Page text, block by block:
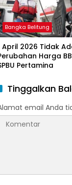
Bangka Belitung
April 2026 Tidak
Harga
Pertamina
Tinggalkan
email Anda